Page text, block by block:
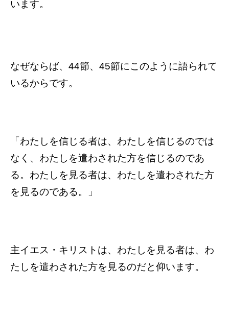
います。
なぜならば、44節、45節にこのように語られて
いるからです。
「わたしを信じる者は、わたしを信じるのでは
なく、わたしを遣わされた方を信じるのであ
る。わたしを見る者は、わたしを遣わされた方
を見るのである。」
主イエス・キリストは、わたしを見る者は、わ
たしを遣わされた方を見るのだと仰います。